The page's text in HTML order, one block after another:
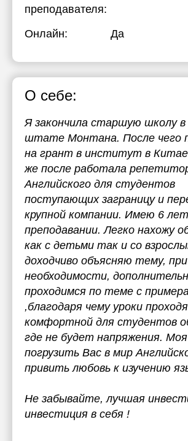
преподавателя:
Онлайн: Да
О себе:
Я закончила старшую школу в
штате Монтана. После чего
на грант в институт в
же после работала
Английского для студентов
поступающих заграницу и
крупной компании. Имею 6
преподавании. Легко нахожу
как с детьми так и со
доходчиво объясняю тему, при
необходимости,
проходимся по теме с
,благодаря чему уроки
комфортной для студентов
где не будет напряжения.
погрузить Вас в мир
привить любовь к изучению
Не забывайте, лучшая
инвестиция в себя !